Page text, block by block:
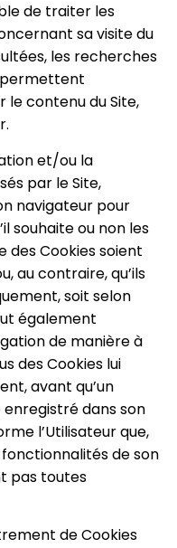
de traiter les
sa visite du
les recherches
le contenu du Site,
et/ou la
par le Site,
navigateur pour
souhaite ou non les
Cookies soient
au contraire, qu’ils
soit selon
également
de manière à
des Cookies lui
avant qu’un
dans son
l’Utilisateur que,
de son
pas toutes
de Cookies